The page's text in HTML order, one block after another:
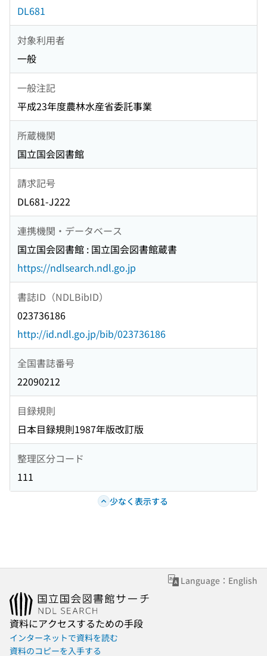
DL681
対象利用者
一般
一般注記
平成23年度農林水産省委託事業
所蔵機関
国立国会図書館
請求記号
DL681-J222
連携機関・データベース
国立国会図書館 : 国立国会図書館蔵書
https://ndlsearch.ndl.go.jp
書誌ID（NDLBibID）
023736186
http://id.ndl.go.jp/bib/023736186
全国書誌番号
22090212
目録規則
日本目録規則1987年版改訂版
整理区分コード
111
少なく表示する
Language：English
資料にアクセスするための手段
インターネットで資料を読む
資料のコピーを入手する